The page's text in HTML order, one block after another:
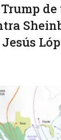
Jesús